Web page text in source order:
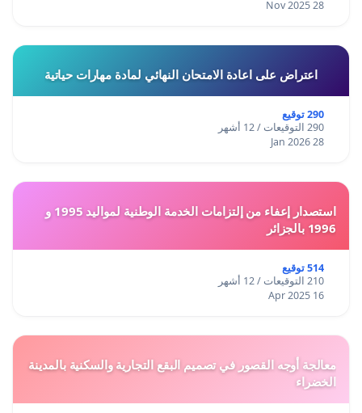
28 Nov 2025
اعتراض على اعادة الامتحان النهائي لمادة مهارات حياتية
290 توقيع
290 التوقيعات / 12 أشهر
28 Jan 2026
استصدار إعفاء من إلتزامات الخدمة الوطنية لمواليد 1995 و
1996 بالجزائر
514 توقيع
210 التوقيعات / 12 أشهر
16 Apr 2025
معالجة أوجه القصور في تصميم البقع التجارية والسكنية بالمدينة
الخضراء